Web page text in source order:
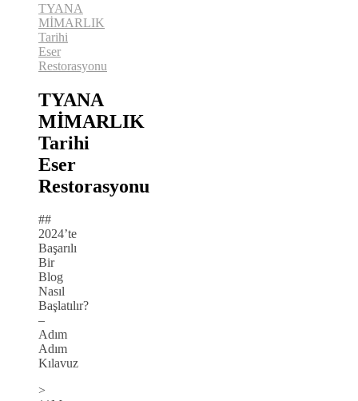
TYANA
MİMARLIK
Tarihi
Eser
Restorasyonu
TYANA
MİMARLIK
Tarihi
Eser
Restorasyonu
##
2024’te
Başarılı
Bir
Blog
Nasıl
Başlatılır?
–
Adım
Adım
Kılavuz
>